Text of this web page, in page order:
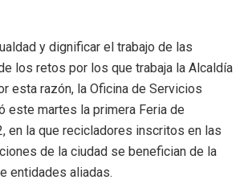
y dignificar el trabajo de las
los retos por los que trabaja la Alcaldía
esta razón, la Oficina de Servicios
este martes la primera Feria de
en la que recicladores inscritos en las
de la ciudad se benefician de la
entidades aliadas.